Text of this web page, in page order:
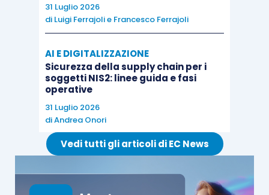
31 Luglio 2026
di Luigi Ferrajolie Francesco Ferrajoli
AI E DIGITALIZZAZIONE
Sicurezza della supply chain per i
soggetti NIS2: linee guida e fasi
operative
31 Luglio 2026
diAndrea Onori
Vedi tutti gli articoli di EC News